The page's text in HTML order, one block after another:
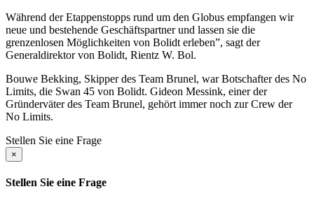
Während der Etappenstopps rund um den Globus empfangen wir
neue und bestehende Geschäftspartner und lassen sie die
grenzenlosen Möglichkeiten von Bolidt erleben”, sagt der
Generaldirektor von Bolidt, Rientz W. Bol.
Bouwe Bekking, Skipper des Team Brunel, war Botschafter des No
Limits, die Swan 45 von Bolidt. Gideon Messink, einer der
Gründerväter des Team Brunel, gehört immer noch zur Crew der
No Limits.
Stellen Sie eine Frage
×
Stellen Sie eine Frage